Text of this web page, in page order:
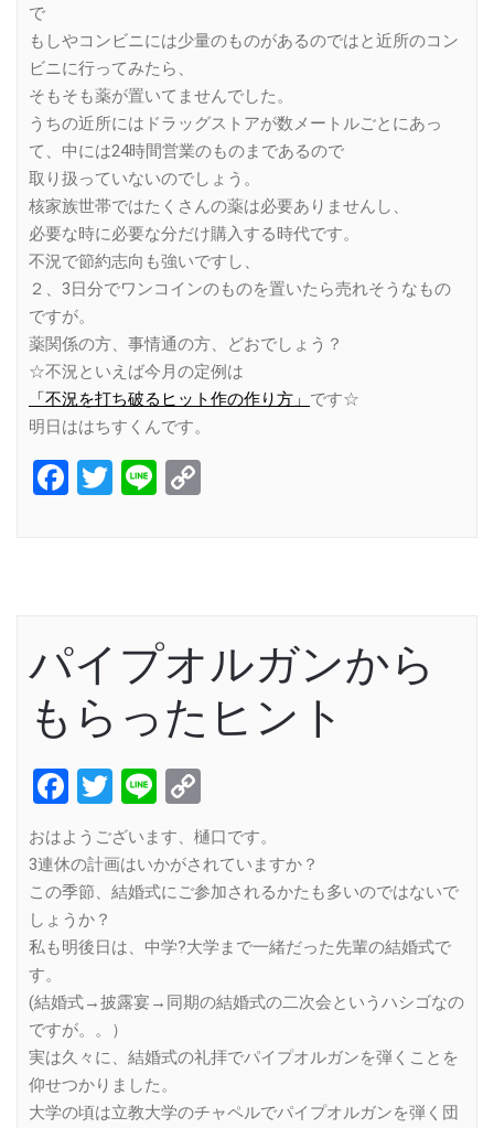
で
もしやコンビニには少量のものがあるのではと近所のコン
ビニに行ってみたら、
そもそも薬が置いてませんでした。
うちの近所にはドラッグストアが数メートルごとにあっ
て、中には24時間営業のものまであるので
取り扱っていないのでしょう。
核家族世帯ではたくさんの薬は必要ありませんし、
必要な時に必要な分だけ購入する時代です。
不況で節約志向も強いですし、
２、3日分でワンコインのものを置いたら売れそうなもの
ですが。
薬関係の方、事情通の方、どおでしょう？
☆不況といえば今月の定例は
「不況を打ち破るヒット作の作り方」 です☆
明日ははちすくんです。
Facebook
Twitter
Line
パイプオルガンから
もらったヒント
Facebook
Twitter
Line
Link
おはようございます、樋口です。
3連休の計画はいかがされていますか？
この季節、結婚式にご参加されるかたも多いのではないで
しょうか？
私も明後日は、中学?大学まで一緒だった先輩の結婚式で
す。
(結婚式→披露宴→同期の結婚式の二次会というハシゴなの
ですが。。）
実は久々に、結婚式の礼拝でパイプオルガンを弾くことを
仰せつかりました。
大学の頃は立教大学のチャペルでパイプオルガンを弾く団